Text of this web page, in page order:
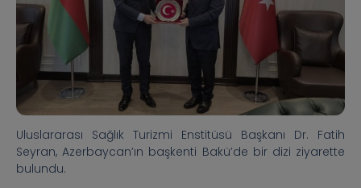
Uluslararası Sağlık Turizmi Enstitüsü Başkanı Dr. Fatih
Seyran, Azerbaycan’ın başkenti Bakü’de bir dizi ziyarette
bulundu.